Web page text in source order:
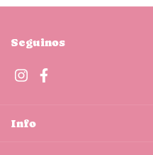
Seguinos
Info